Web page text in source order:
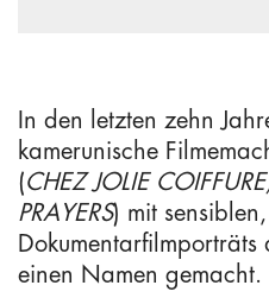
In den letzten zehn
kamerunische
(CHEZ JOLIE COIFFURE
PRAYERS) mit
Dokumentarfilmporträts
einen Namen gemacht.